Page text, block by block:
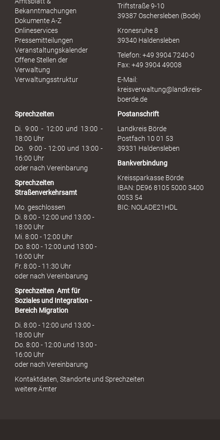
u
h
Bekanntmachungen
Dokumente A-Z
Onlineservices
Pressemitteilungen
Veranstaltungskalender
Offene Stellen der
Verwaltung
Verwaltungsstruktur
Triftstraße 9-10
39387 Oschersleben (Bode)
Kronesruhe 8
39340 Haldensleben
Telefon: +49 3904 7240-0
Fax: +49 3904 49008
E-Mail:
kreisverwaltung@landkreis-
boerde.de
Sprechzeiten
Di. 9:00 - 12:00 und 13:00 -
18:00 Uhr
Do. 9:00 - 12:00 und 13:00 -
16:00 Uhr
oder nach Vereinbarung
Sprechzeiten
Straßenverkehrsamt
Mo. geschlossen
Di. 8:00 - 12:00 und 13:00 -
18:00 Uhr
Mi. 8:00 - 12:00 Uhr
Do. 8:00 - 12:00 und 13:00 -
16:00 Uhr
Fr. 8:00 - 11:30 Uhr
oder nach Vereinbarung
Sprechzeiten Amt für
Soziales und Integration -
Bereich Migration
Di. 8:00 - 12:00 und 13:00 -
18:00 Uhr
Do. 8:00 - 12:00 und 13:00 -
16:00 Uhr
oder nach Vereinbarung
Postanschrift
Landkreis Börde
Postfach 10 01 53
39331 Haldensleben
Bankverbindung
Kreissparkasse Börde
IBAN: DE96 8105 5000 3400
0053 54
BIC: NOLADE21HDL
Kontaktdaten, Standorte und Sprechzeiten
weitere Ämter